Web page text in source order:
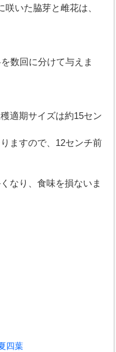
いた脇芽と雌花は、
数回に分けて与えま
適期サイズは約15セン
ますので、12センチ前
なり、食味を損ないま
四葉